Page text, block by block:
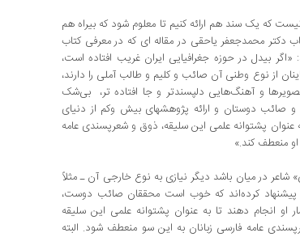
نیست که یک سند هم ارائه کنیم تا معلوم شود که بیراه هم
دکتر محمدجعفر یاحقی در مقاله‌ ای که در معرفی کتاب
«اگر بیدل در حوزه جغرافیایی ایران غریب افتاده است،
از نوع وطنی آن صائب و کلیم و طالب آملی را دارند،
و آهنگ‌هایی دلپسندتر و جا افتاده‌ تر، بی‌شک
دوستان و ارائه پژوهشهای بیش ‌وکم از دنیای
پشتوانه علمی این سلیقه‌، ذوق و شعرپسندی عامه
او منعطف کند.»
در میان باشد دیگر نیازی به نوع خارجی آن ـ مثلاً
کرده‌اند که خوب است محققان صائب‌ دوست‌،
او انجام دهند تا به عنوان پشتوانه علمی این سلیقه
عامه فارسی ‌زبانان به این سو منعطف شود. البته